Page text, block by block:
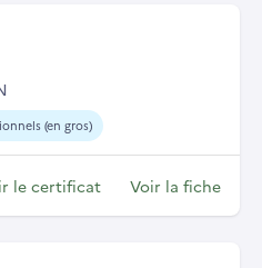
(en gros)
le certificat Voir la fiche